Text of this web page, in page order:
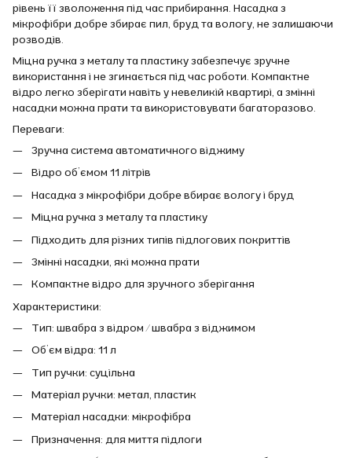
рівень її зволоження під час прибирання. Насадка з
мікрофібри добре збирає пил, бруд та вологу, не залишаючи
розводів.
Міцна ручка з металу та пластику забезпечує зручне
використання і не згинається під час роботи. Компактне
відро легко зберігати навіть у невеликій квартирі, а змінні
насадки можна прати та використовувати багаторазово.
Переваги:
Зручна система автоматичного віджиму
Відро об’ємом 11 літрів
Насадка з мікрофібри добре вбирає вологу і бруд
Міцна ручка з металу та пластику
Підходить для різних типів підлогових покриттів
Змінні насадки, які можна прати
Компактне відро для зручного зберігання
Характеристики:
Тип: швабра з відром / швабра з віджимом
Об’єм відра: 11 л
Тип ручки: суцільна
Матеріал ручки: метал, пластик
Матеріал насадки: мікрофібра
Призначення: для миття підлоги